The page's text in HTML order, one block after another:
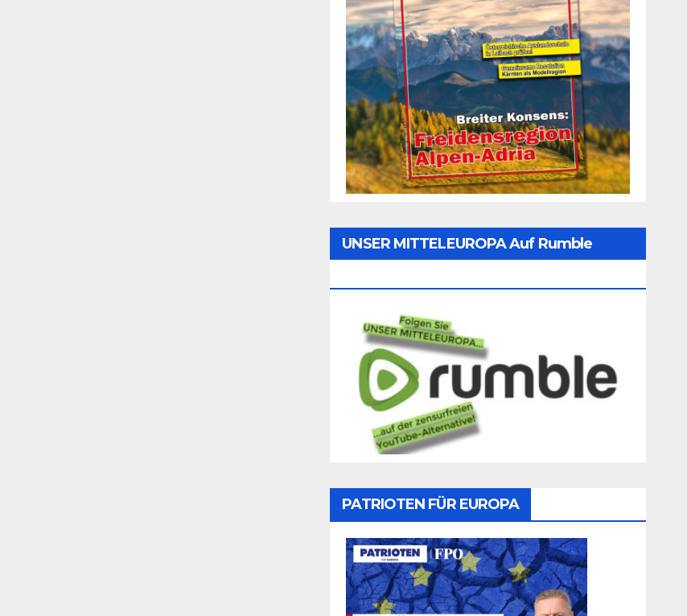
UNSER MITTELEUROPA Auf Rumble
PATRIOTEN FÜR EUROPA